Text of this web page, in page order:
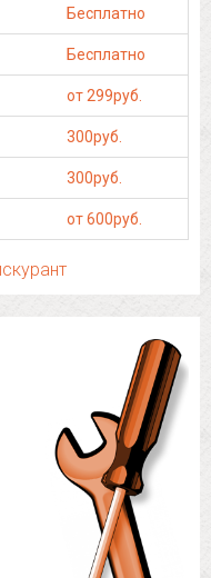
Бесплатно
Бесплатно
от 299руб.
300руб.
300руб.
от 600руб.